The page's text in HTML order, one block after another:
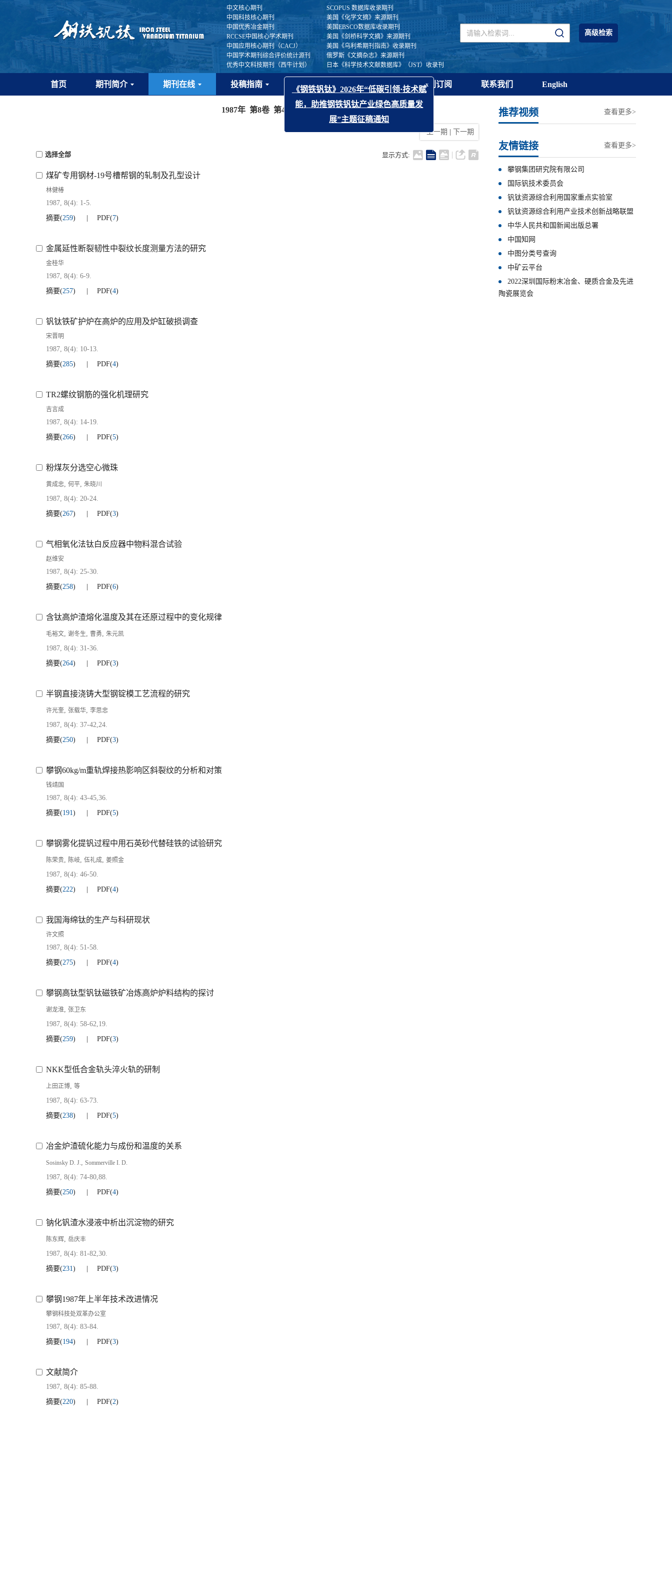
中文核心期刊
SCOPUS 数据库收录期刊
中国科技核心期刊
美国《化学文摘》来源期刊
中国优秀冶金期刊
美国EBSCO数据库收录期刊
RCCSE中国核心学术期刊
美国《剑桥科学文摘》来源期刊
中国应用核心期刊（CACJ）
美国《乌利希期刊指南》收录期刊
中国学术期刊综合评价统计源刊
俄罗斯《文摘杂志》来源期刊
优秀中文科技期刊（西牛计划）
日本《科学技术文献数据库》（JST）收录刊
高级检索
首页 期刊简介 期刊在线 投稿指南 出版伦理 开放获取 期刊订阅 联系我们 English
1987年 第8卷 第4期
上一期 下一期
选择全部 显示方式:
煤矿专用钢材-19号槽帮钢的轧制及孔型设计
林健椿
1987, 8(4): 1-5.
摘要(259) PDF(7)
金属延性断裂韧性中裂纹长度测量方法的研究
金桂华
1987, 8(4): 6-9.
摘要(257) PDF(4)
钒钛铁矿护炉在高炉的应用及炉缸破损调查
宋晋明
1987, 8(4): 10-13.
摘要(285) PDF(4)
TR2螺纹钢筋的强化机理研究
吉言成
1987, 8(4): 14-19.
摘要(266) PDF(5)
粉煤灰分选空心微珠
黄成忠, 何平, 朱晓川
1987, 8(4): 20-24.
摘要(267) PDF(3)
气相氧化法钛白反应器中物料混合试验
赵维安
1987, 8(4): 25-30.
摘要(258) PDF(6)
含钛高炉渣熔化温度及其在还原过程中的变化规律
毛裕文, 谢冬生, 曹勇, 朱元凯
1987, 8(4): 31-36.
摘要(264) PDF(3)
半钢直接浇铸大型钢锭模工艺流程的研究
许光奎, 张载华, 李思忠
1987, 8(4): 37-42,24.
摘要(250) PDF(3)
攀钢60kg/m重轨焊接热影响区斜裂纹的分析和对策
钱靖国
1987, 8(4): 43-45,36.
摘要(191) PDF(5)
攀钢雾化提钒过程中用石英砂代替硅铁的试验研究
陈荣贵, 陈岐, 伍礼成, 姜照金
1987, 8(4): 46-50.
摘要(222) PDF(4)
我国海绵钛的生产与科研现状
许文照
1987, 8(4): 51-58.
摘要(275) PDF(4)
攀钢高钛型钒钛磁铁矿冶炼高炉炉料结构的探讨
谢龙淮, 张卫东
1987, 8(4): 58-62,19.
摘要(259) PDF(3)
NKK型低合金轨头淬火轨的研制
上田正博, 等
1987, 8(4): 63-73.
摘要(238) PDF(5)
冶金炉渣硫化能力与成份和温度的关系
Sosinsky D. J., Sommerville I. D.
1987, 8(4): 74-80,88.
摘要(250) PDF(4)
钠化钒渣水浸液中析出沉淀物的研究
陈东辉, 岳庆丰
1987, 8(4): 81-82,30.
摘要(231) PDF(3)
攀钢1987年上半年技术改进情况
攀钢科技处双革办公室
1987, 8(4): 83-84.
摘要(194) PDF(3)
文献简介
1987, 8(4): 85-88.
摘要(220) PDF(2)
推荐视频 查看更多>
友情链接 查看更多>
攀钢集团研究院有限公司
国际钒技术委员会
钒钛资源综合利用国家重点实验室
钒钛资源综合利用产业技术创新战略联盟
中华人民共和国新闻出版总署
中国知网
中图分类号查询
中矿云平台
2022深圳国际粉末冶金、硬质合金及先进
陶瓷展览会
x
《钢铁钒钛》2026年“低碳引领·技术赋
能，助推钢铁钒钛产业绿色高质量发